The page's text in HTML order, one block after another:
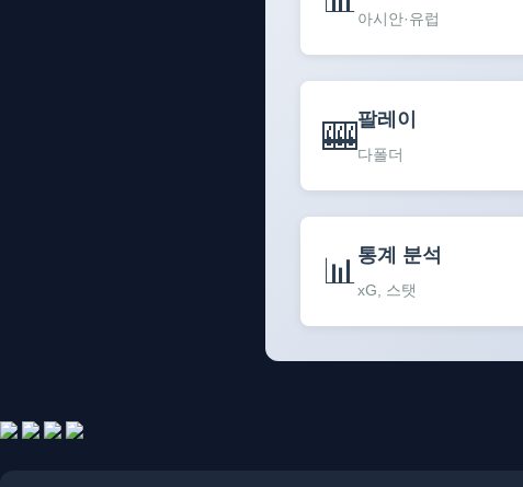
아시안·유럽
🎰팔레이
다폴더
📊 통계 분석
xG, 스탯